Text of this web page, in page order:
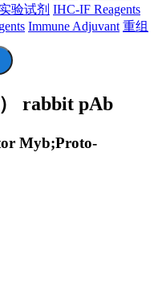
实验试剂 IHC-IF Reagents
Immune Adjuvant 重组
rabbit pAb
Myb;Proto-